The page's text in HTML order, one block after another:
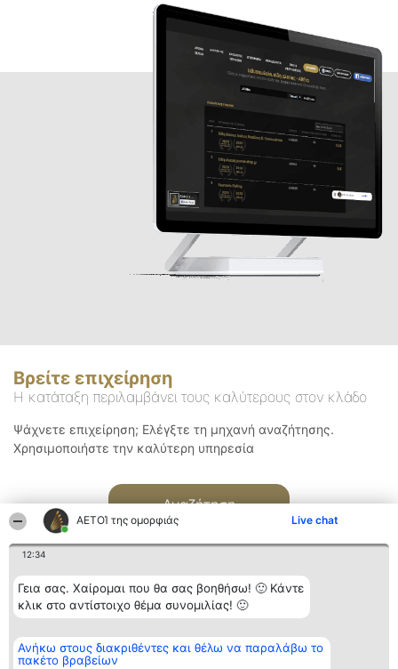
ΑΕΤΟΊ της ομορφιάς Live chat
12:34
Γεια σας. Χαίρομαι που θα σας βοηθήσω! 🙂 Κάντε
κλικ στο αντίστοιχο θέμα συνομιλίας! 🙂
Ανήκω στους διακριθέντες και θέλω να παραλάβω το
πακέτο βραβείων
Βρείτε επιχείρηση
Η κατάταξη περιλαμβάνει τους καλύτερους στον κλάδο
Ψάχνετε επιχείρηση; Ελέγξτε τη μηχανή αναζήτησης.
Χρησιμοποιήστε την καλύτερη υπηρεσία
Αναζήτηση
Διοργανωτής της
κατάταξης
BEAUTIFUL COMPANY
Κατάταξη
Διακριθέντες
Επικοινωνία
Επικοινωνία